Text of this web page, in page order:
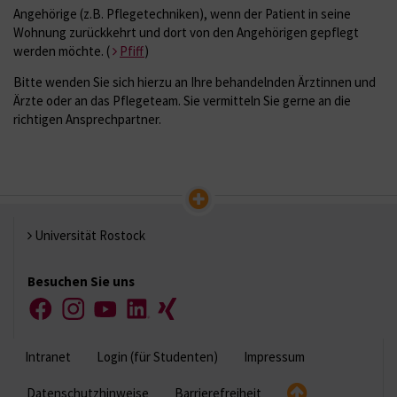
Angehörige (z.B. Pflegetechniken), wenn der Patient in seine
Wohnung zurückkehrt und dort von den Angehörigen gepflegt
werden möchte. (
Pfiff)
Bitte wenden Sie sich hierzu an Ihre behandelnden Ärztinnen und
Ärzte oder an das Pflegeteam. Sie vermitteln Sie gerne an die
richtigen Ansprechpartner.
Universität Rostock
Besuchen Sie uns
FacebookInstagramYouTubeLinkedIn
Xing
Intranet Login (für Studenten) Impressum
Datenschutzhinweise Barrierefreiheit